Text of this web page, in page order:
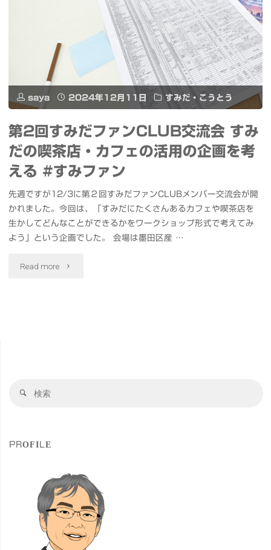
saya 2024年12月11日 すみだ・こうとう
第2回すみだファンCLUB交流会 すみ
だの喫茶店・カフェの活用の企画を考
える #すみファン
先週ですが12/3に第２回すみだファンCLUBメンバー交流会が開
かれました。今回は、「すみだにたくさんあるカフェや喫茶店を
生かしてどんなことができるかをワークショップ形式で考えてみ
よう」という企画でした。 会場は墨田区産 …
Read more "第
CLUB
交
流
検
PROFILE